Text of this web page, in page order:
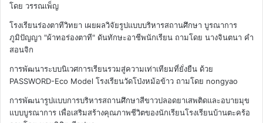
โดย วรรณเพ็ญ
โรงเรียนร่องตาทีวิทยา เผยผลวิจัยรูปแบบบริหารสถานศึกษา บูรณาการ
ภูมิปัญญา "ผ้าทอร่องตาที" ดันทักษะอาชีพนักเรียน ถามโดย นางจินตนา คำ
สอนจิก
การพัฒนาระบบนิเวศการเรียนรวมสู่ความเท่าเทียมที่ยั่งยืน ด้วย
PASSWORD-Eco Model โรงเรียนวัดโป่งหม้อข้าว ถามโดย nongyao
การพัฒนารูปแบบการบริหารสถานศึกษาสีขาวปลอดยาเสพติดและอบายมุข
แบบบูรณาการ เพื่อเสริมสร้างคุณภาพชีวิตของนักเรียนโรงเรียนบ้านตะคร้อ